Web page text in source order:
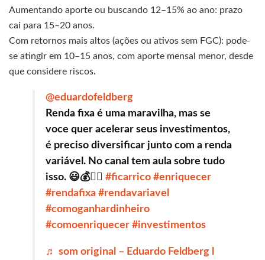
Aumentando aporte ou buscando 12–15% ao ano: prazo
cai para 15–20 anos.
Com retornos mais altos (ações ou ativos sem FGC): pode-
se atingir em 10–15 anos, com aporte mensal menor, desde
que considere riscos.
@eduardofeldberg
Renda fixa é uma maravilha, mas se
voce quer acelerar seus investimentos,
é preciso diversificar junto com a renda
variável. No canal tem aula sobre tudo
isso. 😃💰👍🏼 #ficarrico #enriquecer
#rendafixa #rendavariavel
#comoganhardinheiro
#comoenriquecer #investimentos
♬ som original – Eduardo Feldberg l